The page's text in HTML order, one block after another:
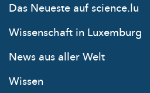
Das Neueste auf science.lu
Wissenschaft in Luxemburg
News aus aller Welt
Wissen